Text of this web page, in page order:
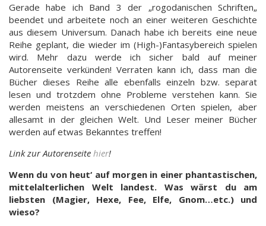
Gerade habe ich Band 3 der „rogodanischen Schriften„
beendet und arbeitete noch an einer weiteren Geschichte
aus diesem Universum. Danach habe ich bereits eine neue
Reihe geplant, die wieder im (High-)Fantasybereich spielen
wird. Mehr dazu werde ich sicher bald auf meiner
Autorenseite verkünden! Verraten kann ich, dass man die
Bücher dieses Reihe alle ebenfalls einzeln bzw. separat
lesen und trotzdem ohne Probleme verstehen kann. Sie
werden meistens an verschiedenen Orten spielen, aber
allesamt in der gleichen Welt. Und Leser meiner Bücher
werden auf etwas Bekanntes treffen!
Link zur Autorenseite hier!
Wenn du von heut‘ auf morgen in einer phantastischen,
mittelalterlichen Welt landest. Was wärst du am
liebsten (Magier, Hexe, Fee, Elfe, Gnom…etc.) und
wieso?